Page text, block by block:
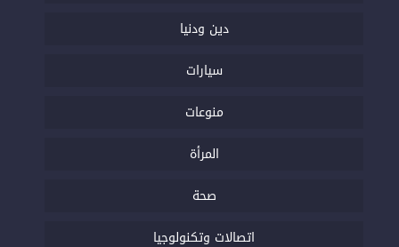
دين ودنيا
سيارات
منوعات
المرأة
صحة
اتصالات وتكنولوجيا